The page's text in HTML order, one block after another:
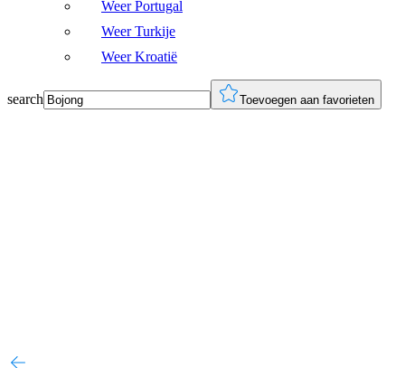
Weer Portugal
Weer Turkije
Weer Kroatië
search Toevoegen aan favorieten